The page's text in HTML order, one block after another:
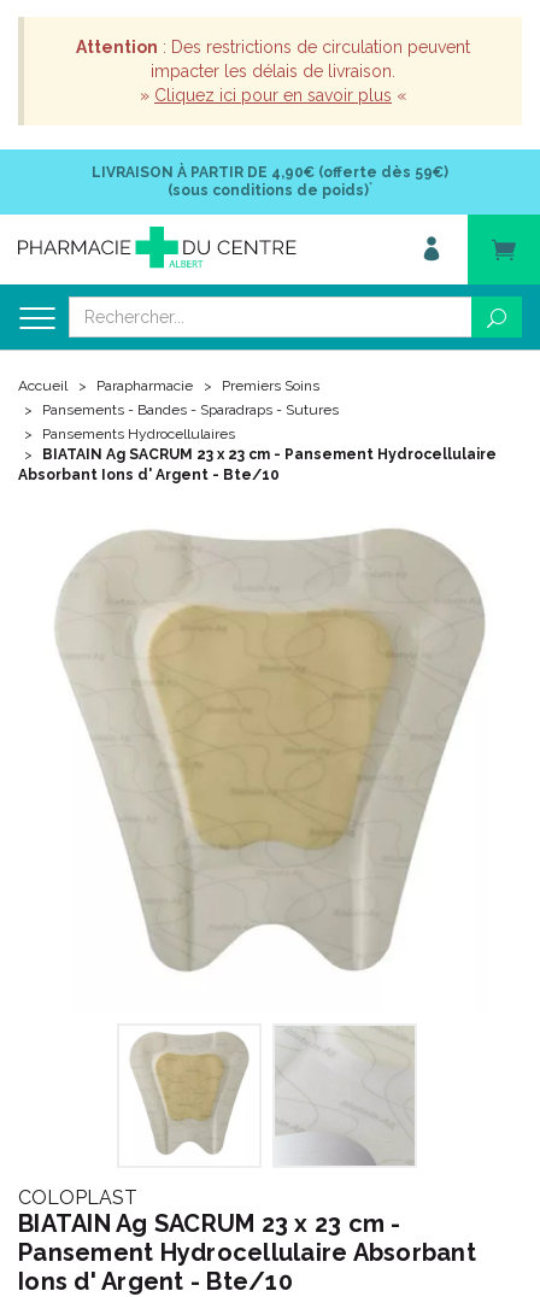
Attention : Des restrictions de circulation peuvent
impacter les délais de livraison.
» Cliquez ici pour en savoir plus «
LIVRAISON À PARTIR DE 4,90€ (offerte dès 59€)
(sous conditions de poids)*
Accueil Parapharmacie
Premiers Soins
Pansements - Bandes - Sparadraps - Sutures
Pansements Hydrocellulaires
BIATAIN Ag SACRUM 23 x 23 cm - Pansement Hydrocellulaire
Absorbant Ions d' Argent - Bte/10
COLOPLAST
BIATAIN Ag SACRUM 23 x 23 cm -
Pansement Hydrocellulaire Absorbant
Ions d' Argent - Bte/10